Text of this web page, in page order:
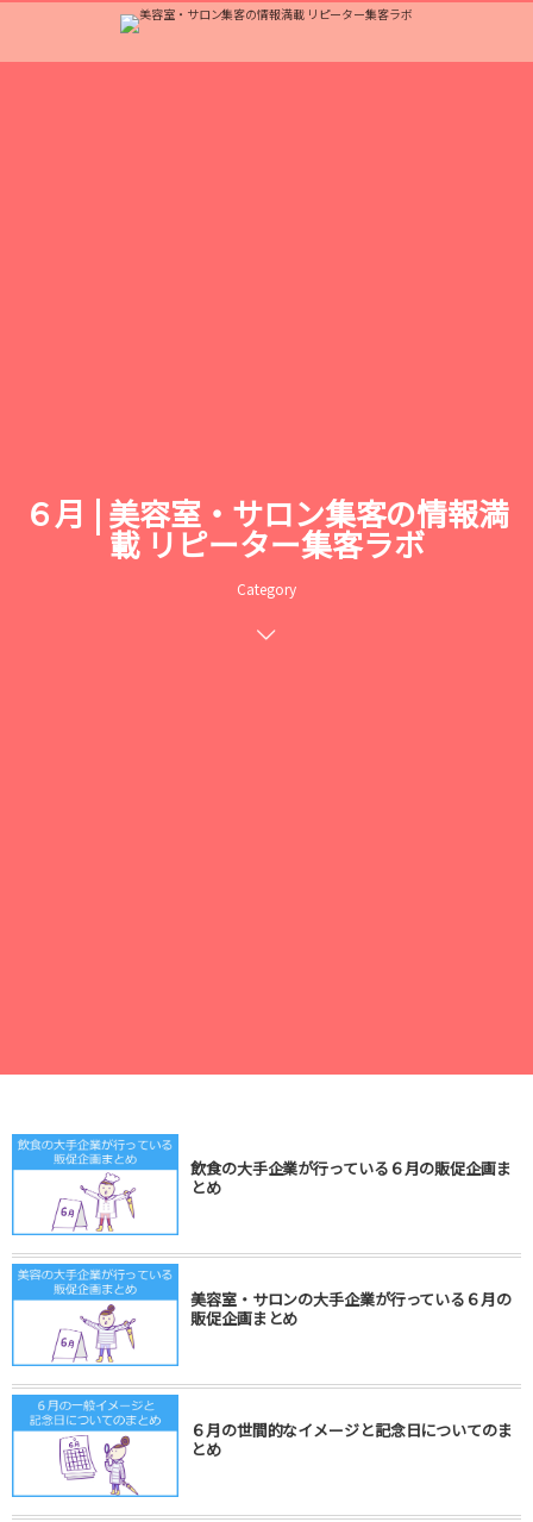
６月 | 美容室・サロン集客の情報満
載 リピーター集客ラボ
Category
飲食の大手企業が行っている６月の販促企画ま
とめ
美容室・サロンの大手企業が行っている６月の
販促企画まとめ
６月の世間的なイメージと記念日についてのま
とめ